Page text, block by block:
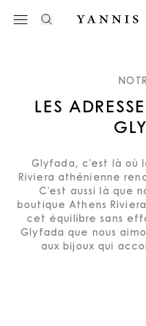
LES
Glyfada, c’est là où
Riviera athénienne
C’est aussi là que
boutique Athens
cet équilibre sans
Glyfada que nous
aux bijoux qui